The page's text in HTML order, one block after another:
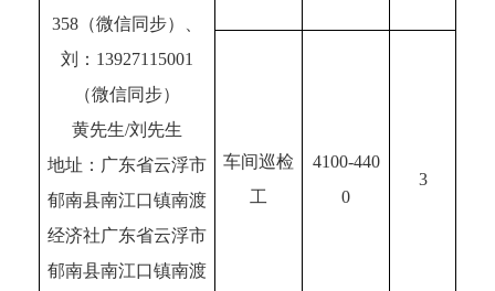
358（微信同步）、
刘：13927115001
（微信同步）
黄先生/刘先生
地址：广东省云浮市
郁南县南江口镇南渡
经济社广东省云浮市
郁南县南江口镇南渡
车间巡检
工
4100-440
0
3